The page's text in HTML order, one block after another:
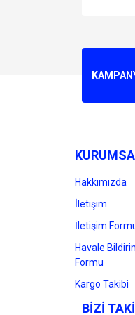
Bu
Hakkımızda
İletişim
İletişim
Havale
Formu
Kargo Takibi
BİZİ